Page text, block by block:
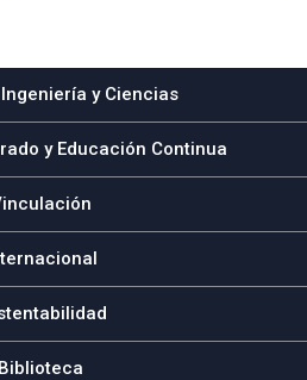
y Ciencias
y Educación Continua
Biblioteca